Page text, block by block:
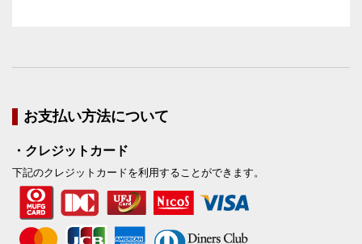
お支払い方法について
・クレジットカード
下記のクレジットカードを利用することができます。